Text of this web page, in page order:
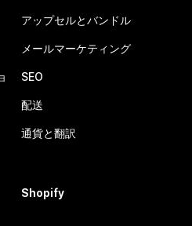
アップセルとバンドル
メールマーケティング
SEO
配送
通貨と翻訳
Shopify